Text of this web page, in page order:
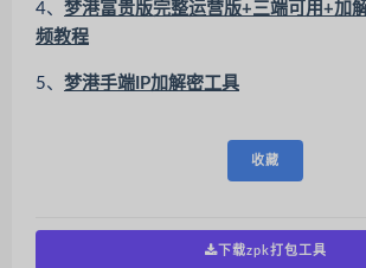
4、 梦港富贵版完整运营版+三端可用+加
频教程
5、 梦港手端IP加解密工具
收藏
下载zpk打包工具